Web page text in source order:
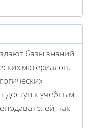
базы знаний
материалов,
доступ к учебным
так